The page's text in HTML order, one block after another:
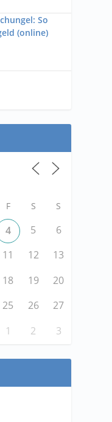
So
(online)
F S S
4 5
6
11 12
13
18 19
20
25 26
27
1 2 3